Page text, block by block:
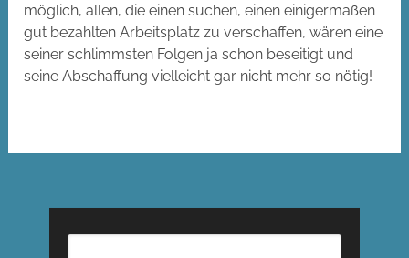
möglich, allen, die einen suchen, einen einigermaßen
gut bezahlten Arbeitsplatz zu verschaffen, wären eine
seiner schlimmsten Folgen ja schon beseitigt und
seine Abschaffung vielleicht gar nicht mehr so nötig!